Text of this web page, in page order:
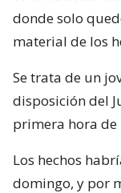
donde solo
material de los
Se trata de un
disposición del
primera hora de
Los hechos
domingo, y por